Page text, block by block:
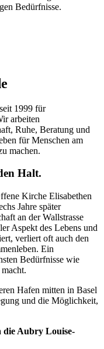
Bedürfnisse.
1999 für
arbeiten
Ruhe, Beratung und
für Menschen am
machen.
Halt.
Kirche Elisabethen
Jahre später
an der Wallstrasse
Aspekt des Lebens und
verliert oft auch den
Ein
Bedürfnisse wie
Hafen mitten in Basel
und die Möglichkeit,
die Aubry Louise-